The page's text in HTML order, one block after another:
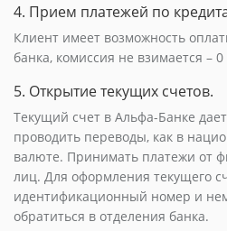
4. Прием платежей по
Клиент имеет возможность
банка, комиссия не взимается – 0
5. Открытие текущих счетов.
Текущий счет в Альфа-Банке
проводить переводы, как в
валюте. Принимать платежи от
лиц. Для оформления текущего
идентификационный номер и
обратиться в отделения банка.